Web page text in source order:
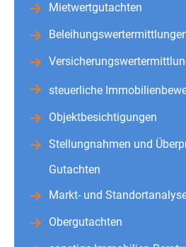
Mietwertgutachten
steuerliche
Objektbesichtigungen
Stellungnahmen und
Gutachten
Markt- und
Obergutachten